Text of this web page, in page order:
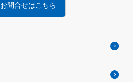
お問合せはこちら